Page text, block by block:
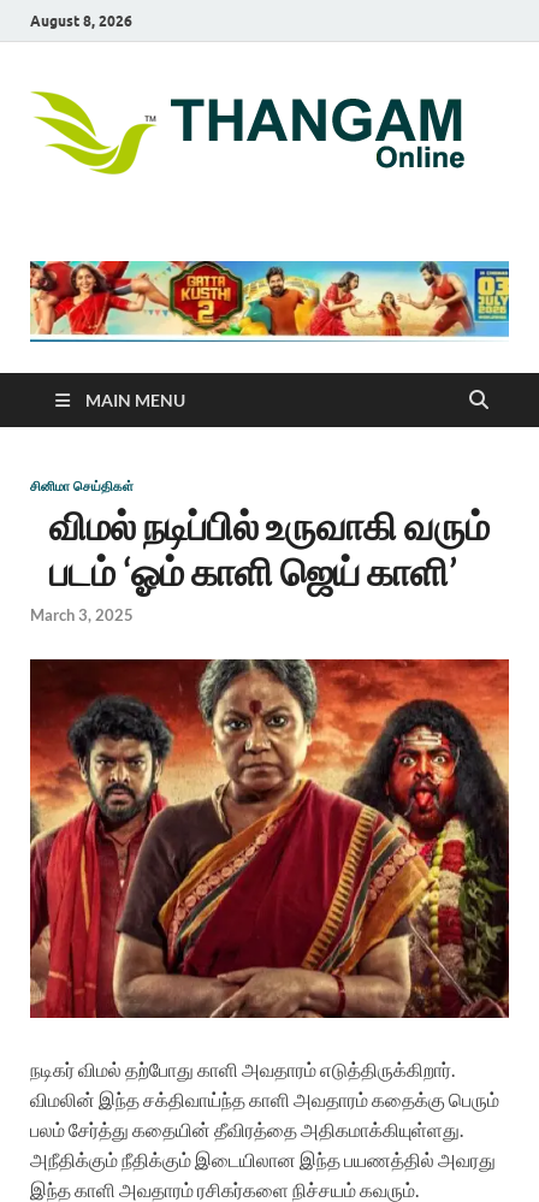
August 8, 2026
MAIN MENU
சினிமா செய்திகள்
விமல் நடிப்பில் உருவாகி வரும்
படம் ‘ஓம் காளி ஜெய் காளி’
March 3, 2025
நடிகர் விமல் தற்போது காளி அவதாரம் எடுத்திருக்கிறார்.
விமலின் இந்த சக்திவாய்ந்த காளி அவதாரம் கதைக்கு பெரும்
பலம் சேர்த்து கதையின் தீவிரத்தை அதிகமாக்கியுள்ளது.
அநீதிக்கும் நீதிக்கும் இடையிலான இந்த பயணத்தில் அவரது
இந்த காளி அவதாரம் ரசிகர்களை நிச்சயம் கவரும்.